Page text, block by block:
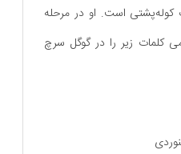
کوله‌پشتی است. او در مرحله
کلمات زیر را در گوگل سرچ